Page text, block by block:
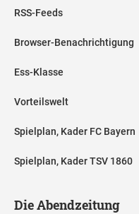
RSS-Feeds
Browser-Benachrichtigung
Ess-Klasse
Vorteilswelt
Spielplan, Kader FC Bayern
Spielplan, Kader TSV 1860
Die Abendzeitung